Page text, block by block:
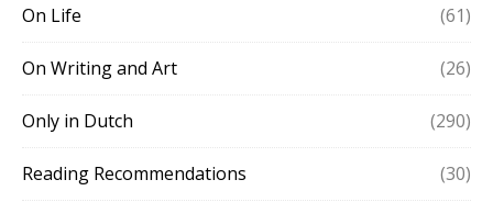
On Life (61)
On Writing and Art (26)
Only in Dutch (290)
Reading Recommendations (30)